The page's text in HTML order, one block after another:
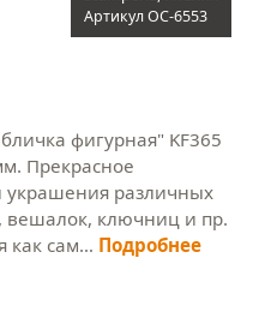
Артикул OC-6553
фигурная" KF365
Прекрасное
украшения различных
вешалок, ключниц и пр.
как сам… Подробнее